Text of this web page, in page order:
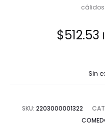
cálidos
$512.53
Sin
SKU: 2203000001322